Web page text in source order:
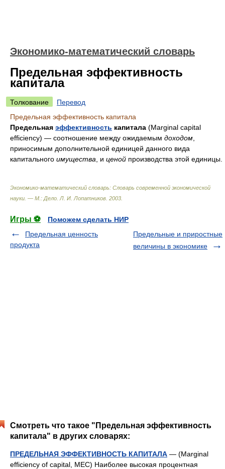
Экономико-математический словарь
Предельная эффективность
капитала
Толкование
Перевод
Предельная эффективность капитала
Предельная эффективность капитала (Marginal capital
efficiency) — соотношение между ожидаемым доходом
приносимым дополнительной единицей данного вида
капитального имущества , и ценой производства этой единицы.
Экономико-математический словарь: Словарь современной экономической
науки. — М.: Дело Л. И. Лопатников 2003
Игры ⚽
Поможем сделать НИР
Предельная ценность
продукта
Предельные и приростные
величины в экономике
Смотреть что такое "Предельная эффективность
капитала" в других словарях:
ПРЕДЕЛЬНАЯ ЭФФЕКТИВНОСТЬ КАПИТАЛА — (Marginal
efficiency of capital, MEC) Наиболее высокая процентная